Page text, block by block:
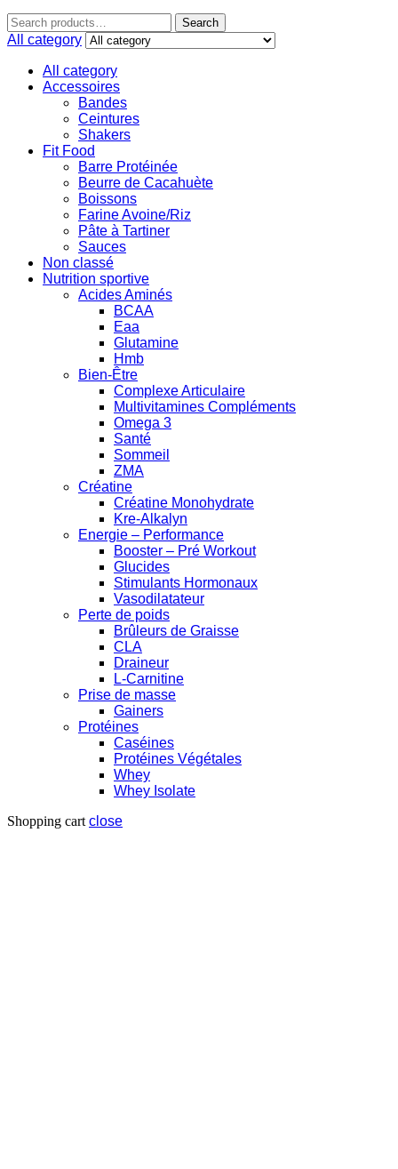
Search
All category
All category
Accessoires
Bandes
Ceintures
Shakers
Fit Food
Barre Protéinée
Beurre de Cacahuète
Boissons
Farine Avoine/Riz
Pâte à Tartiner
Sauces
Non classé
Nutrition sportive
Acides Aminés
BCAA
Eaa
Glutamine
Hmb
Bien-Être
Complexe Articulaire
Multivitamines Compléments
Omega 3
Santé
Sommeil
ZMA
Créatine
Créatine Monohydrate
Kre-Alkalyn
Energie – Performance
Booster – Pré Workout
Glucides
Stimulants Hormonaux
Vasodilatateur
Perte de poids
Brûleurs de Graisse
CLA
Draineur
L-Carnitine
Prise de masse
Gainers
Protéines
Caséines
Protéines Végétales
Whey
Whey Isolate
Shopping cart close